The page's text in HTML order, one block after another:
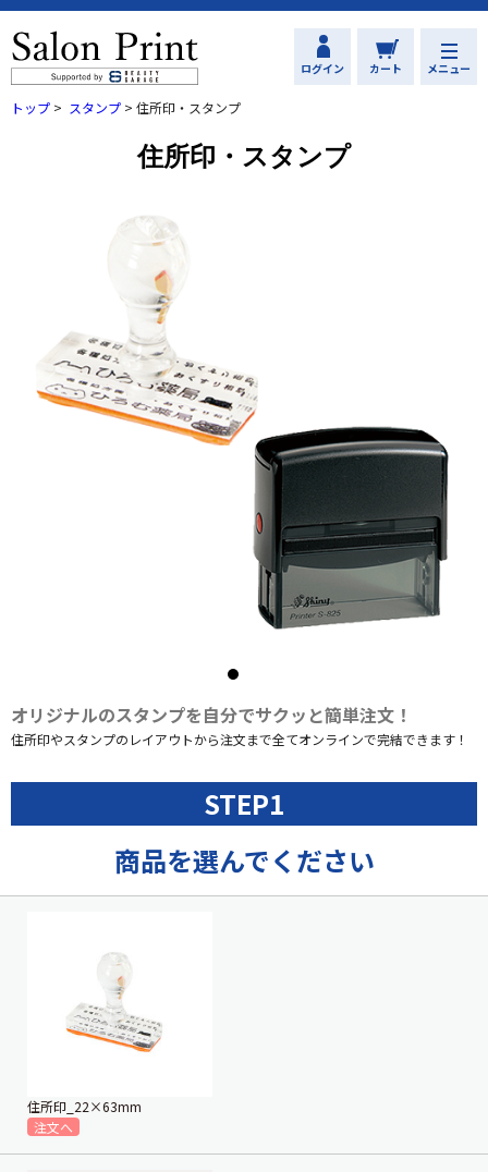
ログイン カート メニュー
トップ > スタンプ > 住所印・スタンプ
住所印・スタンプ
オリジナルのスタンプを自分でサクッと簡単注文！
住所印やスタンプのレイアウトから注文まで全てオンラインで完結できます！
STEP1
商品を選んでください
住所印_22×63mm